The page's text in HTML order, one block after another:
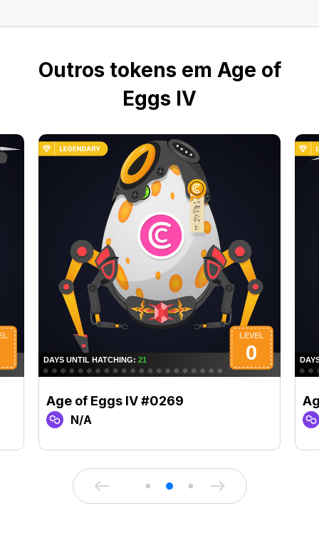
Outros tokens em Age of
Eggs IV
Age of Eggs IV #0269
N/A